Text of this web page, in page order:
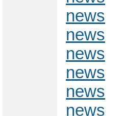
news
news
news
news
news
news